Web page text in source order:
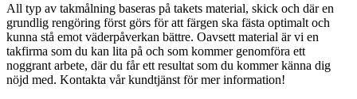
All typ av takmålning baseras på takets material, skick och där en
grundlig rengöring först görs för att färgen ska fästa optimalt och
kunna stå emot väderpåverkan bättre. Oavsett material är vi en
takfirma som du kan lita på och som kommer genomföra ett
noggrant arbete, där du får ett resultat som du kommer känna dig
nöjd med. Kontakta vår kundtjänst för mer information!